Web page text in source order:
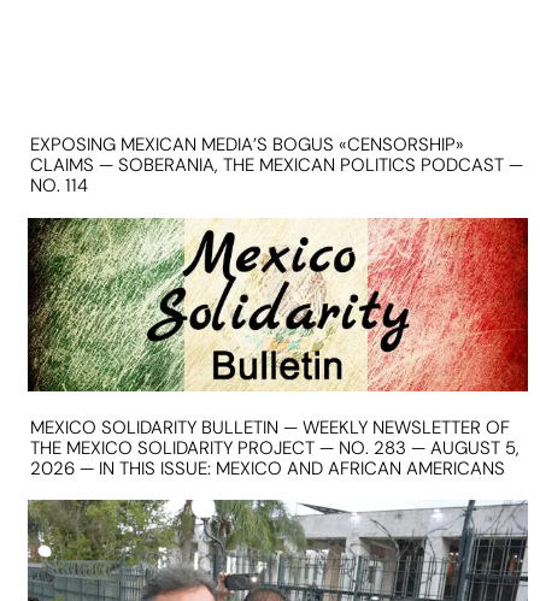
EXPOSING MEXICAN MEDIA’S BOGUS «CENSORSHIP»
CLAIMS — SOBERANIA, THE MEXICAN POLITICS PODCAST —
NO. 114
MEXICO SOLIDARITY BULLETIN — WEEKLY NEWSLETTER OF
THE MEXICO SOLIDARITY PROJECT — NO. 283 — AUGUST 5,
2026 — IN THIS ISSUE: MEXICO AND AFRICAN AMERICANS